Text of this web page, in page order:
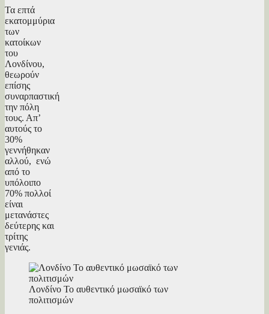
Τα επτά
εκατομμύρια
των
κατοίκων
του
Λονδίνου,
θεωρούν
επίσης
συναρπαστική
την πόλη
τους. Απ’
αυτούς το
30%
γεννήθηκαν
αλλού, ενώ
από το
υπόλοιπο
70% πολλοί
είναι
μετανάστες
δεύτερης και
τρίτης
γενιάς.
Λονδίνο Το αυθεντικό μωσαϊκό των
πολιτισμών